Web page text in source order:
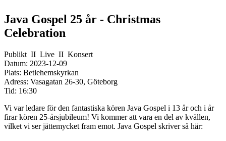
Java Gospel 25 år - Christmas
Celebration
Publikt II Live II Konsert
Datum: 2023-12-09
Plats: Betlehemskyrkan
Adress: Vasagatan 26-30, Göteborg
Tid: 16:30
Vi var ledare för den fantastiska kören Java Gospel i 13 år och i år
firar kören 25-årsjubileum! Vi kommer att vara en del av kvällen,
vilket vi ser jättemycket fram emot. Java Gospel skriver så här: